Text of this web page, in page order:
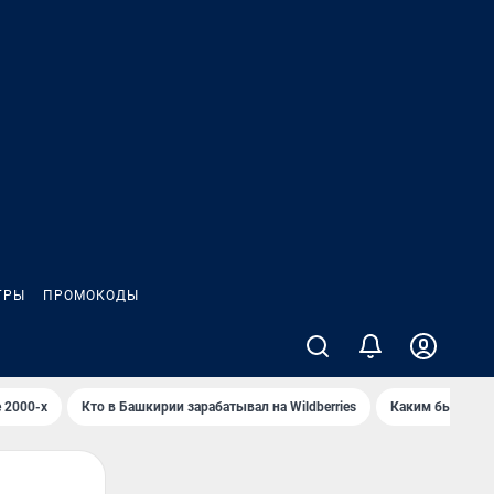
ПРОМОКОДЫ
2000-х Кто в Башкирии зарабатывал на Wildberries Каким было